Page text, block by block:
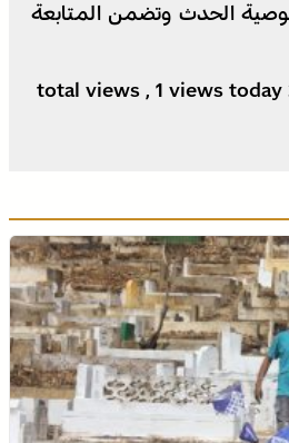
الحدث وتضمن المتابعة
, 1 views today